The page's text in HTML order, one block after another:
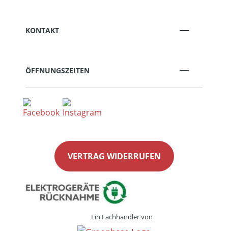
KONTAKT
ÖFFNUNGSZEITEN
VERTRAG WIDERRUFEN
Ein Fachhändler von